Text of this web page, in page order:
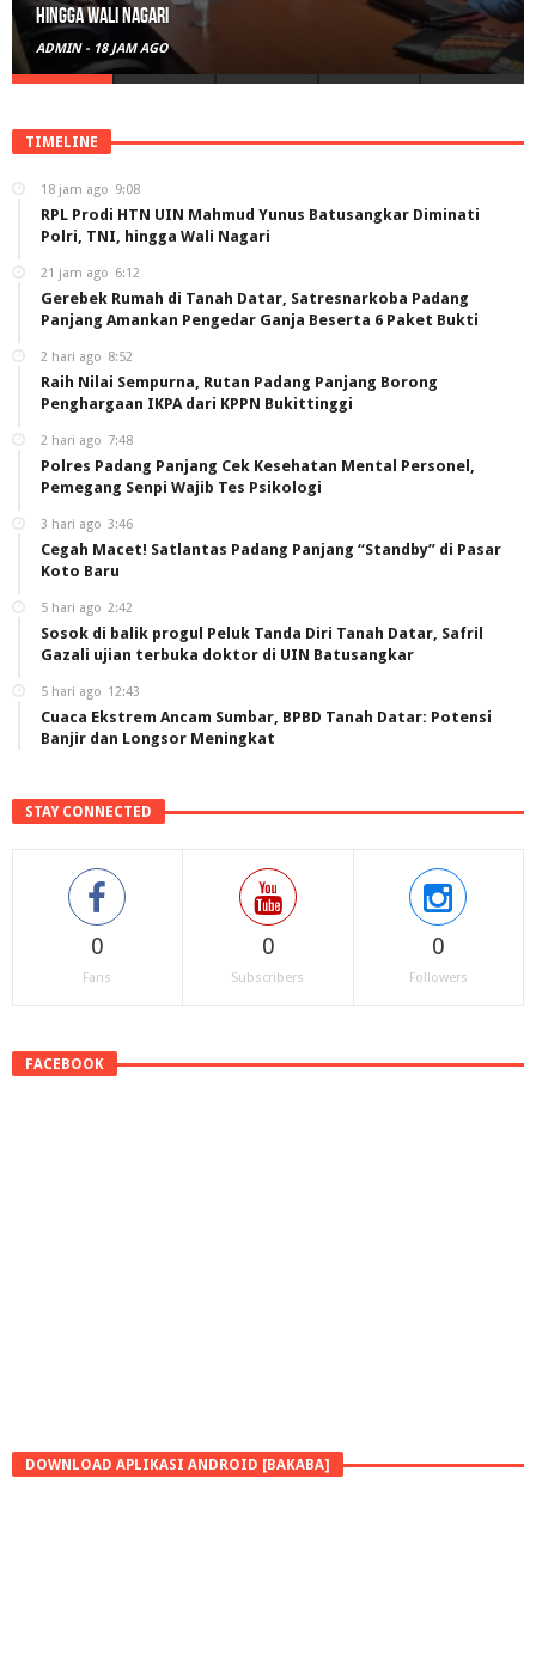
Amankan Pengedar Ganja Beserta 6 Paket Bukti
ADMIN - 21 JAM AGO
TIMELINE
18 jam ago 9:08
RPL Prodi HTN UIN Mahmud Yunus Batusangkar Diminati
Polri, TNI, hingga Wali Nagari
21 jam ago 6:12
Gerebek Rumah di Tanah Datar, Satresnarkoba Padang
Panjang Amankan Pengedar Ganja Beserta 6 Paket Bukti
2 hari ago 8:52
Raih Nilai Sempurna, Rutan Padang Panjang Borong
Penghargaan IKPA dari KPPN Bukittinggi
2 hari ago 7:48
Polres Padang Panjang Cek Kesehatan Mental Personel,
Pemegang Senpi Wajib Tes Psikologi
3 hari ago 3:46
Cegah Macet! Satlantas Padang Panjang “Standby” di Pasar
Koto Baru
5 hari ago 2:42
Sosok di balik progul Peluk Tanda Diri Tanah Datar, Safril
Gazali ujian terbuka doktor di UIN Batusangkar
5 hari ago 12:43
Cuaca Ekstrem Ancam Sumbar, BPBD Tanah Datar: Potensi
Banjir dan Longsor Meningkat
STAY CONNECTED
0
Fans
0
Subscribers
0
Followers
FACEBOOK
DOWNLOAD APLIKASI ANDROID [BAKABA]